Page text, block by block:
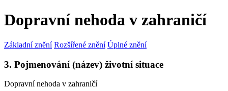
Dopravní nehoda v zahraničí
Základní znění Rozšířené znění Úplné znění
3. Pojmenování (název) životní situace
Dopravní nehoda v zahraničí